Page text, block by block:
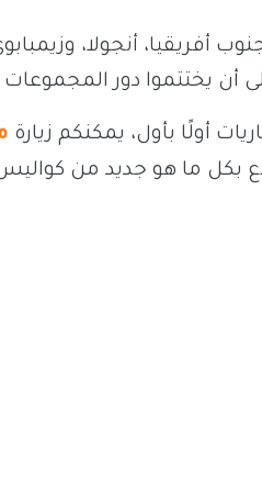
أفريقيا، أنجولا،
أولًا بأول، يمكنكم زيارة
بكل ما هو جديد من كواليس